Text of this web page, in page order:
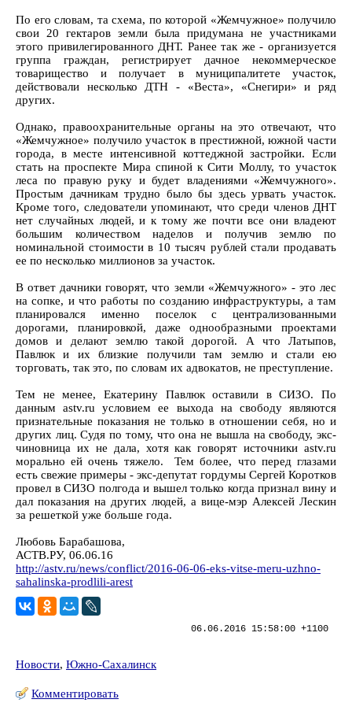
По его словам, та схема, по которой «Жемчужное» получило
свои 20 гектаров земли была придумана не участниками
этого привилегированного ДНТ. Ранее так же - организуется
группа граждан, регистрирует дачное некоммерческое
товарищество и получает в муниципалитете участок,
действовали несколько ДТН - «Веста», «Снегири» и ряд
других.
Однако, правоохранительные органы на это отвечают, что
«Жемчужное» получило участок в престижной, южной части
города, в месте интенсивной коттеджной застройки. Если
стать на проспекте Мира спиной к Сити Моллу, то участок
леса по правую руку и будет владениями «Жемчужного».
Простым дачникам трудно было бы здесь урвать участок.
Кроме того, следователи упоминают, что среди членов ДНТ
нет случайных людей, и к тому же почти все они владеют
большим количеством наделов и получив землю по
номинальной стоимости в 10 тысяч рублей стали продавать
ее по несколько миллионов за участок.
В ответ дачники говорят, что земли «Жемчужного» - это лес
на сопке, и что работы по созданию инфраструктуры, а там
планировался именно поселок с централизованными
дорогами, планировкой, даже однообразными проектами
домов и делают землю такой дорогой. А что Латыпов,
Павлюк и их близкие получили там землю и стали ею
торговать, так это, по словам их адвокатов, не преступление.
Тем не менее, Екатерину Павлюк оставили в СИЗО. По
данным astv.ru условием ее выхода на свободу являются
признательные показания не только в отношении себя, но и
других лиц. Судя по тому, что она не вышла на свободу, экс-
чиновница их не дала, хотя как говорят источники astv.ru
морально ей очень тяжело. Тем более, что перед глазами
есть свежие примеры - экс-депутат гордумы Сергей Коротков
провел в СИЗО полгода и вышел только когда признал вину и
дал показания на других людей, а вице-мэр Алексей Лескин
за решеткой уже больше года.
Любовь Барабашова,
АСТВ.РУ, 06.06.16
http://astv.ru/news/conflict/2016-06-06-eks-vitse-meru-uzhno-
sahalinska-prodlili-arest
06.06.2016 15:58:00 +1100
Новости, Южно-Сахалинск
Комментировать